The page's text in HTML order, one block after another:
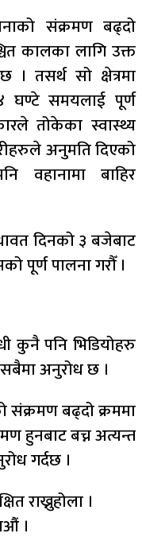
संक्रमण बढ्दो
कालका लागि उक्त
। तसर्थ सो क्षेत्रमा
घण्टे समयलाई पूर्ण
तोकेका स्वास्थ्य
अनुमति दिएको
वहानामा बाहिर
दिनको ३ बजेबाट
पूर्ण पालना गरौँ ।
कुनै पनि भिडियोहरु
अनुरोध छ ।
संक्रमण बढ्दो क्रममा
हुनबाट बच्न अत्यन्त
गर्दछ ।
राख्नुहोला ।
।